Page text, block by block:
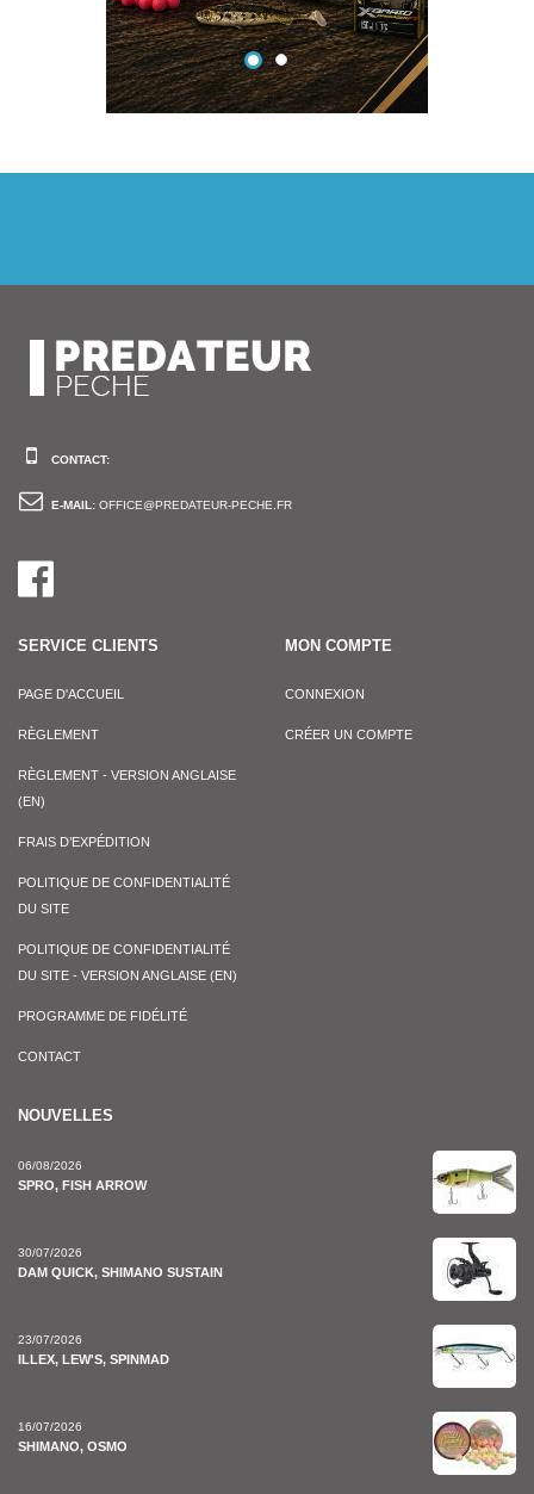
CONTACT:
E-MAIL: OFFICE@PREDATEUR-PECHE.FR
SERVICE CLIENTS
PAGE D'ACCUEIL
RÈGLEMENT
RÈGLEMENT - VERSION ANGLAISE
(EN)
FRAIS D’EXPÉDITION
POLITIQUE DE CONFIDENTIALITÉ
DU SITE
POLITIQUE DE CONFIDENTIALITÉ
DU SITE - VERSION ANGLAISE (EN)
PROGRAMME DE FIDÉLITÉ
CONTACT
MON COMPTE
CONNEXION
CRÉER UN COMPTE
NOUVELLES
06/08/2026
SPRO, FISH ARROW
30/07/2026
DAM QUICK, SHIMANO SUSTAIN
23/07/2026
ILLEX, LEW'S, SPINMAD
16/07/2026
SHIMANO, OSMO